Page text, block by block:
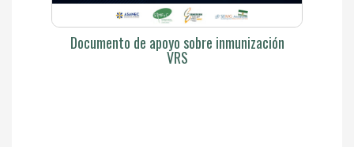
Documento de apoyo sobre inmunización
VRS